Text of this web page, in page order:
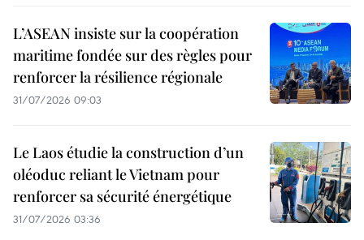
L’ASEAN insiste sur la coopération
maritime fondée sur des règles pour
renforcer la résilience régionale
31/07/2026 09:03
Le Laos étudie la construction d’un
oléoduc reliant le Vietnam pour
renforcer sa sécurité énergétique
31/07/2026 03:36